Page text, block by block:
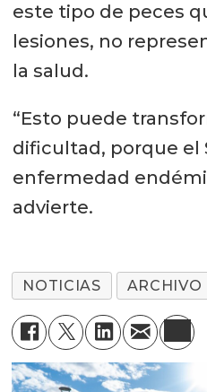
este tipo de peces
lesiones, no
la salud.
“Esto puede
dificultad, porque el
enfermedad
advierte.
NOTICIAS ARCHIVO